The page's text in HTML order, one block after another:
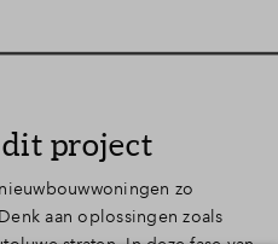
project
zo
aan oplossingen zoals